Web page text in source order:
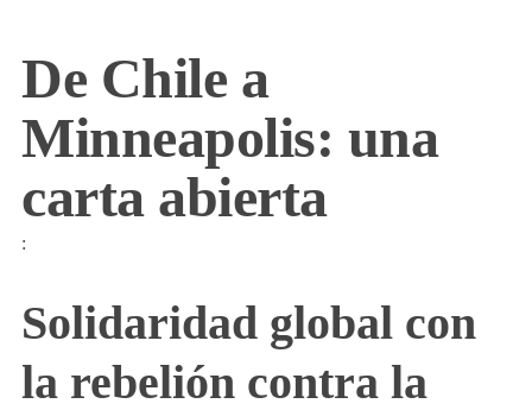
De Chile a
Minneapolis: una
carta abierta
:
Solidaridad global con
la rebelión contra la